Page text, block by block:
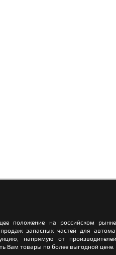
положение на российском
запасных частей для
напрямую от
Вам товары по более выгодной цене.